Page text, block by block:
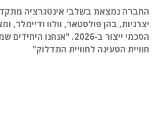
יצרניות, בהן פולסטאר, וולוו ודיימלר,
הסכמי ייצור ב-2026. "אנחנו
חוויית הטעינה לחוויית התדלוק"